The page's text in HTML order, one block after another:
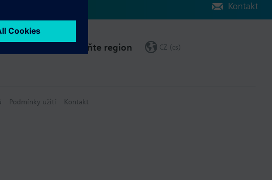
Kontakt
Změňte region CZ (cs)
Podmínky užití Kontakt